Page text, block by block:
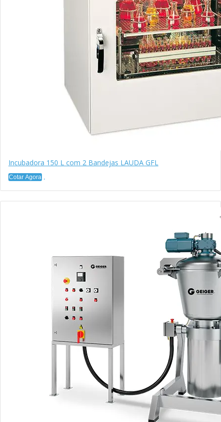
Incubadora 150 L com 2 Bandejas LAUDA GFL
Cotar Agora